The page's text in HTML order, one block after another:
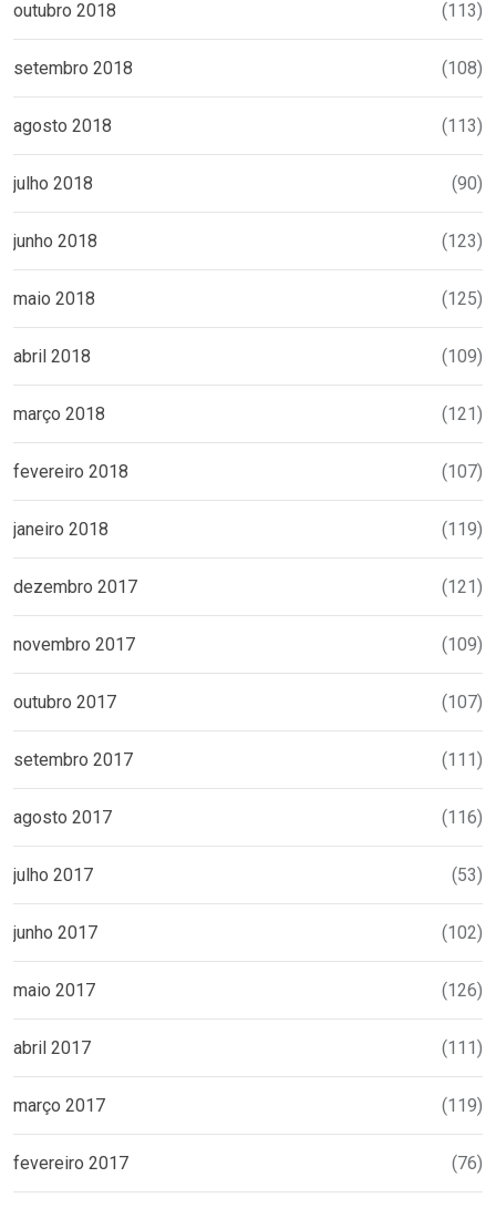
outubro 2018 (113)
setembro 2018 (108)
agosto 2018 (113)
julho 2018 (90)
junho 2018 (123)
maio 2018 (125)
abril 2018 (109)
março 2018 (121)
fevereiro 2018 (107)
janeiro 2018 (119)
dezembro 2017 (121)
novembro 2017 (109)
outubro 2017 (107)
setembro 2017 (111)
agosto 2017 (116)
julho 2017 (53)
junho 2017 (102)
maio 2017 (126)
abril 2017 (111)
março 2017 (119)
fevereiro 2017 (76)